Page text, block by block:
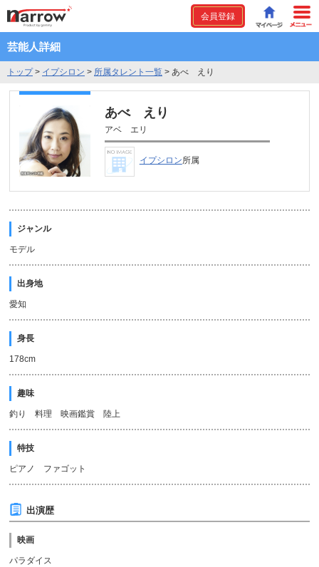
会員登録
芸能人詳細
トップ> イプシロン > 所属タレント一覧 > あべ えり
あべ えり
アベ エリ
イプシロン所属
ジャンル
モデル
出身地
愛知
身長
178cm
趣味
釣り 料理 映画鑑賞 陸上
特技
ピアノ ファゴット
出演歴
映画
パラダイス